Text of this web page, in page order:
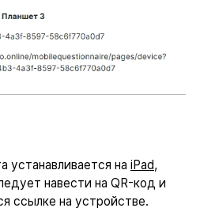
устанавливается на iPad,
навести на QR-код и
ссылке на устройстве.